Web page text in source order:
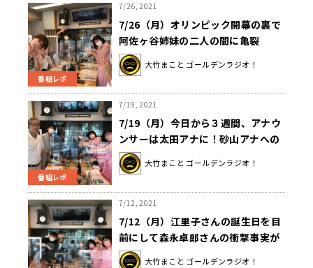
番組レポ
7/26, 2021
7/26（月）オリンピック開幕の裏で
阿佐ヶ谷姉妹の二人の間に亀裂
が！？
大竹まこと ゴールデンラジオ！
番組レポ
7/19, 2021
7/19（月）今日から３週間、アナウ
ンサーは太田アナに！砂山アナへの
中継も！
大竹まこと ゴールデンラジオ！
7/12, 2021
7/12（月）江里子さんの誕生日を目
前にして森永卓郎さんの衝撃事実が
発覚！？
大竹まこと ゴールデンラジオ！